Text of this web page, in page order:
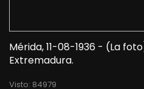
Mérida, 11-08-1936 - (La
Extremadura.
Visto: 84979